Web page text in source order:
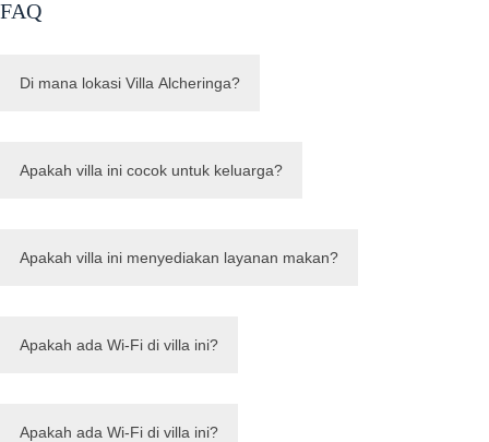
FAQ
Di mana lokasi Villa Alcheringa?
Apakah villa ini cocok untuk keluarga?
Apakah villa ini menyediakan layanan makan?
Apakah ada Wi-Fi di villa ini?
Apakah ada Wi-Fi di villa ini?